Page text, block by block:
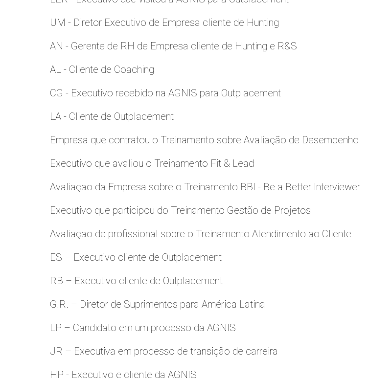
UM - Diretor Executivo de Empresa cliente de Hunting
AN - Gerente de RH de Empresa cliente de Hunting e R&S
AL - Cliente de Coaching
CG - Executivo recebido na AGNIS para Outplacement
LA - Cliente de Outplacement
Empresa que contratou o Treinamento sobre Avaliação de Desempenho
Executivo que avaliou o Treinamento Fit & Lead
Avaliaçao da Empresa sobre o Treinamento BBI - Be a Better Interviewer
Executivo que participou do Treinamento Gestão de Projetos
Avaliaçao de profissional sobre o Treinamento Atendimento ao Cliente
ES – Executivo cliente de Outplacement
RB – Executivo cliente de Outplacement
G.R. – Diretor de Suprimentos para América Latina
LP – Candidato em um processo da AGNIS
JR – Executiva em processo de transição de carreira
HP - Executivo e cliente da AGNIS